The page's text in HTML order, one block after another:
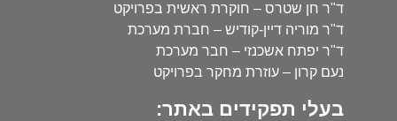
ד"ר חן שטרס – חוקרת ראשית בפרויקט
ד"ר מוריה דיין-קודיש – חברת מערכת
ד"ר יפתח אשכנזי – חבר מערכת
נעם קרון – עוזרת מחקר בפרויקט
בעלי תפקידים באתר: